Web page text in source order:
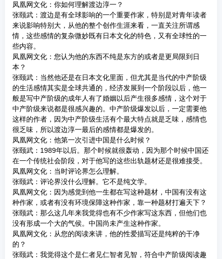
凤凰网文化：你如何理解渡边淳一？
张颐武：渡边是有全球影响的一个重要作家，特别是对青年读者
来说影响特别大，从他的整个创作生涯来看，一直关注所谓感
情，这些感情的复杂微妙既有日本文化的特色，又有全球性的一
些内容。
凤凰网文化：您认为他的东西不纯是东方的或者是更局限到日
本？
张颐武：当然他还是在日本文化里面，但尤其是当代的中产阶级
的生活感情其实是全球共通的，经济发展到一个阶段以后，他一
般是写中产阶级的成年人有了婚姻以后产生很多感情，这个对于
中产阶级来说都是很感兴趣的。中产阶级爆发以后，一定需要他
这样的作者，因为中产阶级生活有个最大特点就是乏味，感情也
很乏味，所以渡边淳一最后的感情都是爆发的。
凤凰网文化：他第一次引进中国是什么时候？
张颐武：1989年以后。那个时候就很轰动，因为那个时候中国还
在一个传统社会阶段，对于他写的这些出轨题材还是很难接受。
凤凰网文化：当时评论界怎么理解。
张颐武：评论界没什么理解。它不是纯文学。
凤凰网文化：因为感觉到他一生都在写这种题材，中国有没有这
种作家，或者有没有环境保障这种作家，靠一种题材打遍天下？
张颐武：那么这几年来我觉得也有不少作家写这东西，但他们也
没有形成一个大的气侯。中国尚未产生这种作家。
凤凰网文化：从您的阅读来讲，他的性爱描写还是纯粹的干净
的？
张颐武：我觉得这个是仁者见仁智者见智，符合中产阶级阅读趣